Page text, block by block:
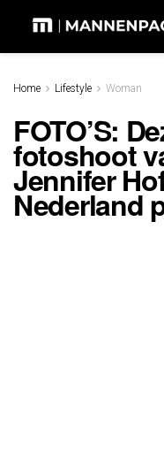
Home Lifestyle Woman
FOTO’S:
fotoshoot
Jennifer
Nederland